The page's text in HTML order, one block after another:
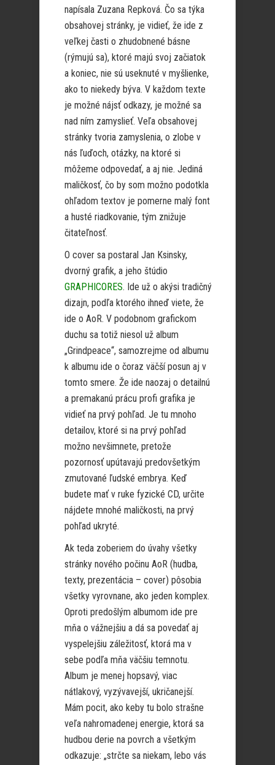
napísala Zuzana Repková. Čo sa týka
obsahovej stránky, je vidieť, že ide z
veľkej časti o zhudobnené básne
(rýmujú sa), ktoré majú svoj začiatok
a koniec, nie sú useknuté v myšlienke,
ako to niekedy býva. V každom texte
je možné nájsť odkazy, je možné sa
nad ním zamyslieť. Veľa obsahovej
stránky tvoria zamyslenia, o zlobe v
nás ľuďoch, otázky, na ktoré si
môžeme odpovedať, a aj nie. Jediná
maličkosť, čo by som možno podotkla
ohľadom textov je pomerne malý font
a husté riadkovanie, tým znižuje
čitateľnosť.
O cover sa postaral Jan Ksinsky,
dvorný grafik, a jeho štúdio
GRAPHICORES. Ide už o akýsi tradičný
dizajn, podľa ktorého ihneď viete, že
ide o AoR. V podobnom grafickom
duchu sa totiž niesol už album
„Grindpeace“, samozrejme od albumu
k albumu ide o čoraz väčší posun aj v
tomto smere. Že ide naozaj o detailnú
a premakanú prácu profi grafika je
vidieť na prvý pohľad. Je tu mnoho
detailov, ktoré si na prvý pohľad
možno nevšimnete, pretože
pozornosť upútavajú predovšetkým
zmutované ľudské embrya. Keď
budete mať v ruke fyzické CD, určite
nájdete mnohé maličkosti, na prvý
pohľad ukryté.
Ak teda zoberiem do úvahy všetky
stránky nového počinu AoR (hudba,
texty, prezentácia – cover) pôsobia
všetky vyrovnane, ako jeden komplex.
Oproti predošlým albumom ide pre
mňa o vážnejšiu a dá sa povedať aj
vyspelejšiu záležitosť, ktorá ma v
sebe podľa mňa väčšiu temnotu.
Album je menej hopsavý, viac
nátlakový, vyzývavejší, ukričanejší.
Mám pocit, ako keby tu bolo strašne
veľa nahromadenej energie, ktorá sa
hudbou derie na povrch a všetkým
odkazuje: „strčte sa niekam, lebo vás